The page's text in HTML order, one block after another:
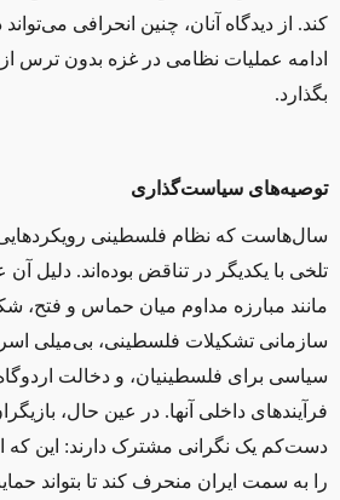
کند. از دیدگاه آنان، چنین انحرافی
ادامه عملیات نظامی در غزه بدون ترس از
بگذارد.
توصیه‌های سیاست‌گذاری
سال‌هاست که نظام فلسطینی رویکردهایی
تلخی با یکدیگر در تناقض بوده‌اند. دلیل
مانند مبارزه مداوم میان حماس و فتح،
سازمانی تشکیلات فلسطینی، بی‌میلی
سیاسی برای فلسطینیان، و دخالت
فرآیندهای داخلی آنها. در عین حال،
دست‌کم یک نگرانی مشترک دارند: این که
را به سمت ایران منحرف کند تا بتواند